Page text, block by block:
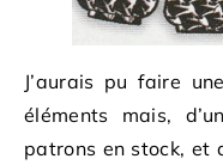
J’aurais pu faire
éléments mais,
patrons en stock, et